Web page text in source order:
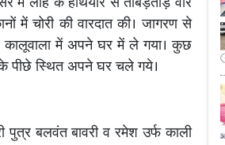
में चोरी की वारदात की। जागरण से
में अपने घर में ले गया। कुछ
पीछे स्थित अपने घर चले गये।
पुत्र बलवंत बावरी व रमेश उर्फ काली